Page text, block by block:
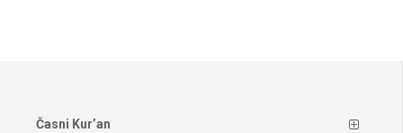
Časni Kur’an